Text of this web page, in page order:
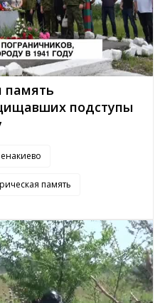
память
подступы
память